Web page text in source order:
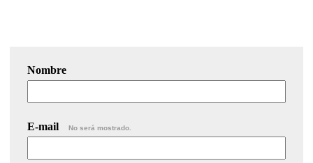
Nombre
E-mail No será mostrado.